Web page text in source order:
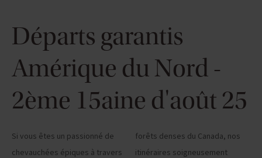
Départs garantis
Amérique du Nord -
2ème 15aine d'août 25
Si vous êtes un passionné de
chevauchées épiques à travers
forêts denses du Canada, nos
itinéraires soigneusement